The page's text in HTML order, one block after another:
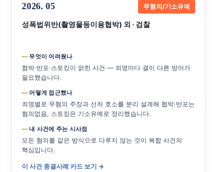
2026. 05 무혐의/기소유예
성폭법위반(촬영물등이용협박) 외 · 검찰
무엇이 어려웠나
협박·반포·스토킹이 얽힌 사건 — 죄명마다 결이 다른 방어가
필요했습니다.
어떻게 접근했나
죄명별로 무혐의 주장과 선처 호소를 분리 설계해 협박·반포는
혐의없음, 스토킹은 기소유예로 정리했습니다.
내 사건에 주는 시사점
모든 혐의를 같은 방식으로 다루지 않는 것이 복합 사건의
핵심입니다.
이 사건 종결사례 카드 보기 →